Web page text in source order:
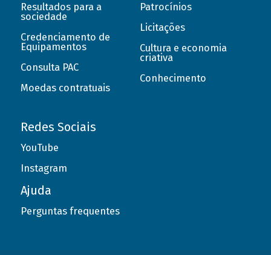
Resultados para a
sociedade
Credenciamento de
Equipamentos
Consulta PAC
Moedas contratuais
Patrocínios
Licitações
Cultura e economia
criativa
Conhecimento
Redes Sociais
YouTube
Instagram
Ajuda
Perguntas frequentes